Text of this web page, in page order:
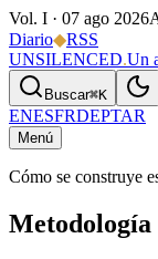
Vol. I · 07 ago 2026
Diario◆RSS
UNSILENCED.Un
Buscar⌘K
ENESFRDEPTAR
Menú
Cómo se construye
Metodología